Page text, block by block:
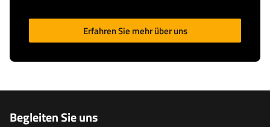
Erfahren Sie mehr über uns
Begleiten Sie uns